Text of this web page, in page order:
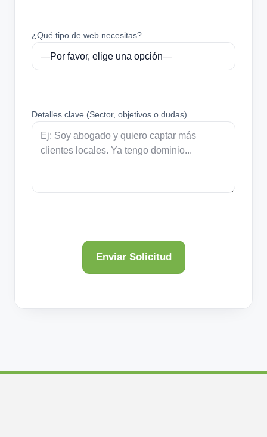
¿Qué tipo de web necesitas?
Detalles clave (Sector, objetivos o dudas)